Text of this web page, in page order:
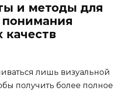
и методы для
понимания
качеств
лишь визуальной
получить более полное